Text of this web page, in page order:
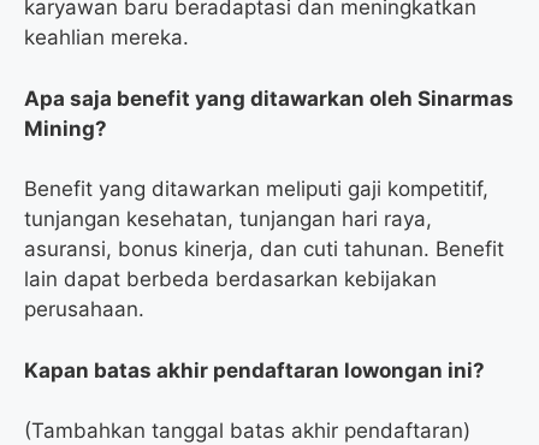
karyawan baru beradaptasi dan meningkatkan
keahlian mereka.
Apa saja benefit yang ditawarkan oleh Sinarmas
Mining?
Benefit yang ditawarkan meliputi gaji kompetitif,
tunjangan kesehatan, tunjangan hari raya,
asuransi, bonus kinerja, dan cuti tahunan. Benefit
lain dapat berbeda berdasarkan kebijakan
perusahaan.
Kapan batas akhir pendaftaran lowongan ini?
(Tambahkan tanggal batas akhir pendaftaran)